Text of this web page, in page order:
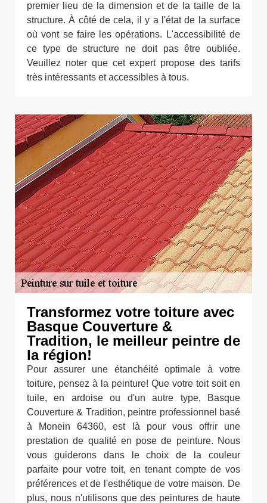
premier lieu de la dimension et de la taille de la
structure. À côté de cela, il y a l'état de la surface
où vont se faire les opérations. L'accessibilité de
ce type de structure ne doit pas être oubliée.
Veuillez noter que cet expert propose des tarifs
très intéressants et accessibles à tous.
Transformez votre toiture avec
Basque Couverture &
Tradition, le meilleur peintre de
la région!
Pour assurer une étanchéité optimale à votre
toiture, pensez à la peinture! Que votre toit soit en
tuile, en ardoise ou d'un autre type, Basque
Couverture & Tradition, peintre professionnel basé
à Monein 64360, est là pour vous offrir une
prestation de qualité en pose de peinture. Nous
vous guiderons dans le choix de la couleur
parfaite pour votre toit, en tenant compte de vos
préférences et de l'esthétique de votre maison. De
plus, nous n'utilisons que des peintures de haute